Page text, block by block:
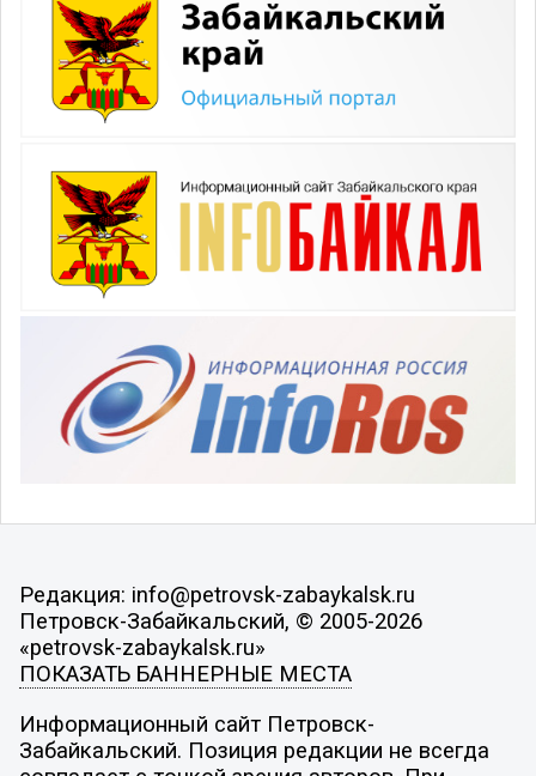
Редакция: info@petrovsk-zabaykalsk.ru
Петровск-Забайкальский, © 2005-2026
«petrovsk-zabaykalsk.ru»
ПОКАЗАТЬ БАННЕРНЫЕ МЕСТА
Информационный сайт Петровск-
Забайкальский. Позиция редакции не всегда